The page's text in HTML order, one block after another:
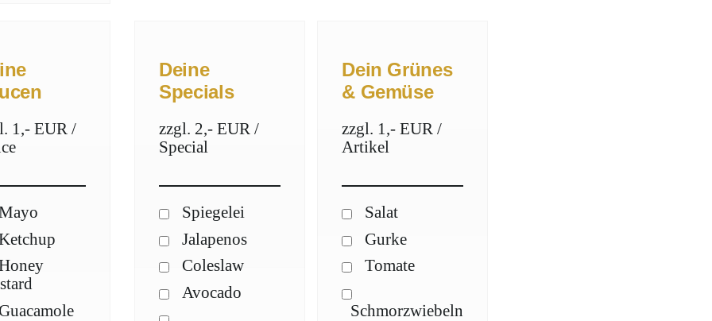
1,- EUR /
Deine
Specials
zzgl. 2,- EUR /
Special
Spiegelei
Jalapenos
Coleslaw
Avocado
Dein Grünes
& Gemüse
zzgl. 1,- EUR /
Artikel
Salat
Gurke
Tomate
Schmorzwiebeln